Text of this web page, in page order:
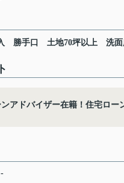
勝手口 土地70坪以上 洗
アドバイザー在籍！住宅ロー
-